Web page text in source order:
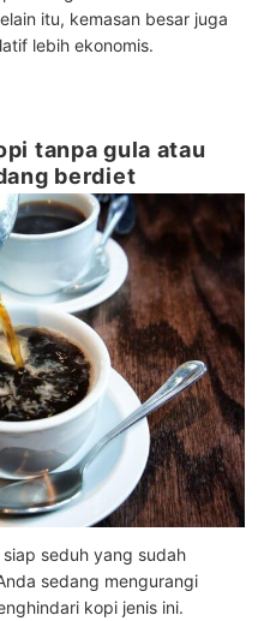
itu, kemasan besar juga
lebih ekonomis.
tanpa gula atau
berdiet
seduh yang sudah
sedang mengurangi
kopi jenis ini.